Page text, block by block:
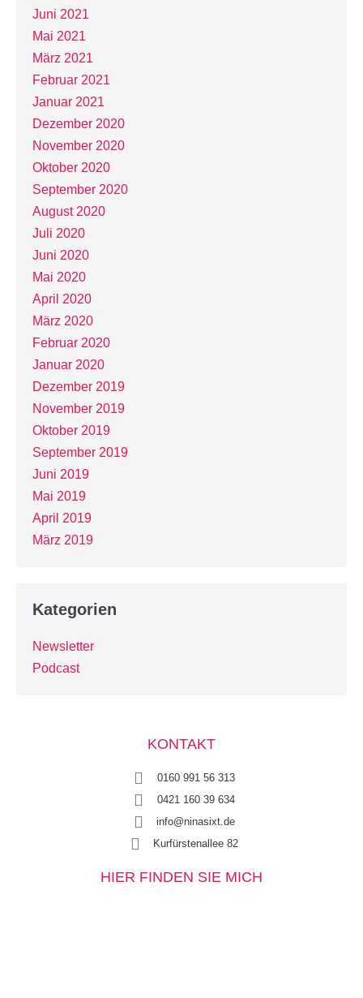
Juni 2021
Mai 2021
März 2021
Februar 2021
Januar 2021
Dezember 2020
November 2020
Oktober 2020
September 2020
August 2020
Juli 2020
Juni 2020
Mai 2020
April 2020
März 2020
Februar 2020
Januar 2020
Dezember 2019
November 2019
Oktober 2019
September 2019
Juni 2019
Mai 2019
April 2019
März 2019
Kategorien
Newsletter
Podcast
KONTAKT
0160 991 56 313
0421 160 39 634
info@ninasixt.de
Kurfürstenallee 82
HIER FINDEN SIE MICH